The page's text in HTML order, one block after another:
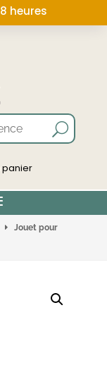
heures
Jouet pour